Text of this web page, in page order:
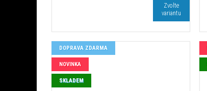
Zvolte
variantu
DOPRAVA ZDARMA
NOVINKA
SKLADEM